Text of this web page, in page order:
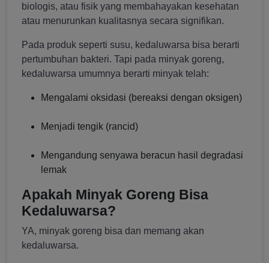
biologis, atau fisik yang membahayakan kesehatan
atau menurunkan kualitasnya secara signifikan.
Pada produk seperti susu, kedaluwarsa bisa berarti
pertumbuhan bakteri. Tapi pada minyak goreng,
kedaluwarsa umumnya berarti minyak telah:
Mengalami oksidasi (bereaksi dengan oksigen)
Menjadi tengik (rancid)
Mengandung senyawa beracun hasil degradasi
lemak
Apakah Minyak Goreng Bisa
Kedaluwarsa?
YA, minyak goreng bisa dan memang akan
kedaluwarsa.